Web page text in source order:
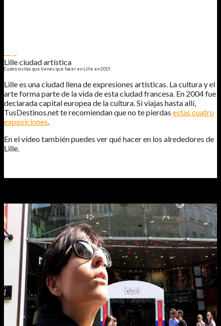
Lille ciudad artística
Cuatro visitas que tienes que hacer en Lille en 2015
Lille es una ciudad llena de expresiones artísticas. La cultura y el
arte forma parte de la vida de esta ciudad francesa. En 2004 fue
declarada capital europea de la cultura. Si viajas hasta allí,
TusDestinos.net te recomiendan que no te pierdas estas cuatro
exposiciones.
En el vídeo también puedes ver qué hacer en los alrededores de
Lille.